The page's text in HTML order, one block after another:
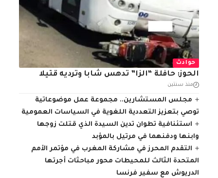
حوادث
الحوز: حافلة “الزا” تدهس شابا وترديه قتيلا
منذ سنتين
مجلس المستشارين.. مجموعة عمل موضوعاتية
توصي بتعزيز التعددية اللغوية في السياسات العمومية
استئنافية تطوان تدين السيدة الذي قتلت زوجها
وابنها ودفنهما في مرتيل بالمؤبد
التقدم المحرز في مشاركة المغرب في مؤتمر الأمم
المتحدة الثالث للمحيطات محور مباحثات أجرتها
الدريوش مع سفير فرنسا